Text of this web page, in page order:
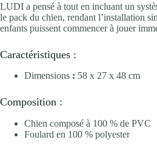
LUDI a pensé à tout en incluant un
le pack du chien, rendant l’installation
enfants puissent commencer à jouer
Caractéristiques :
Dimensions : 58 x 27 x 48 cm
Composition :
Chien composé à 100 % de PVC
Foulard en 100 % polyester